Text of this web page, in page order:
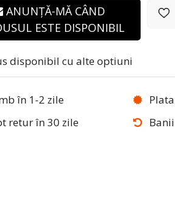
ANUNȚĂ-MĂ CÂND
ESTE DISPONIBIL
disponibil cu alte optiuni
în 1-2 zile
retur în 30 zile